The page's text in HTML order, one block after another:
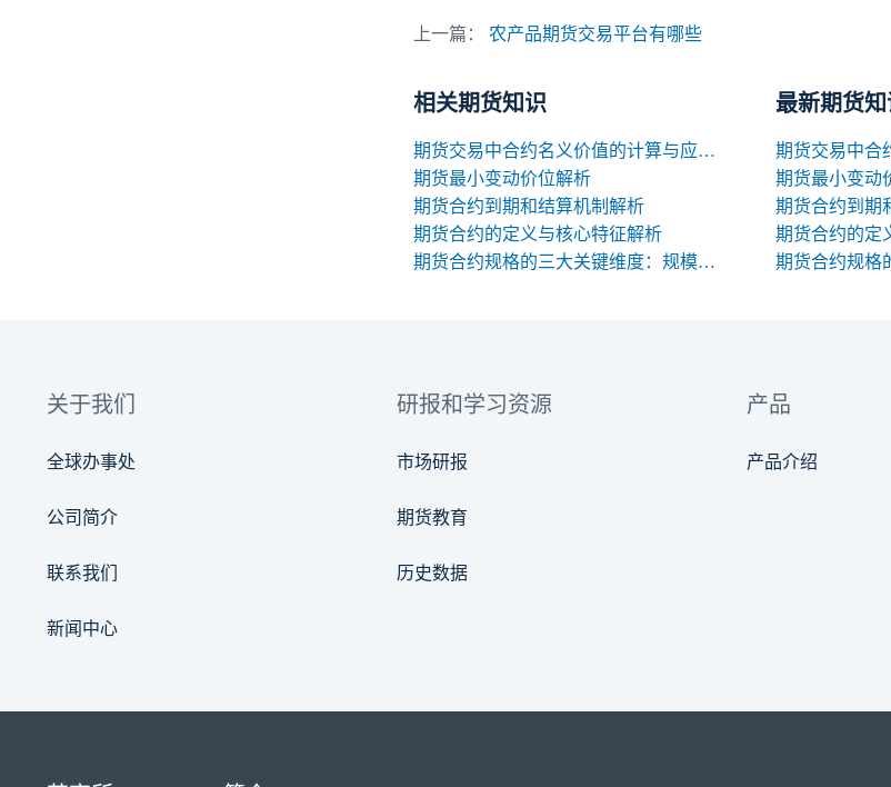
上一篇： 农产品期货交易平台有哪些
相关期货知识
期货交易中合约名义价值的计算与应用解析
期货最小变动价位解析
期货合约到期和结算机制解析
期货合约的定义与核心特征解析
期货合约规格的三大关键维度：规模、交割与标准化
最新期货知
期货最小变动
期货合约到期
期货合约的定
关于我们
全球办事处
公司简介
联系我们
新闻中心
研报和学习资源
市场研报
期货教育
历史数据
产品
产品介绍